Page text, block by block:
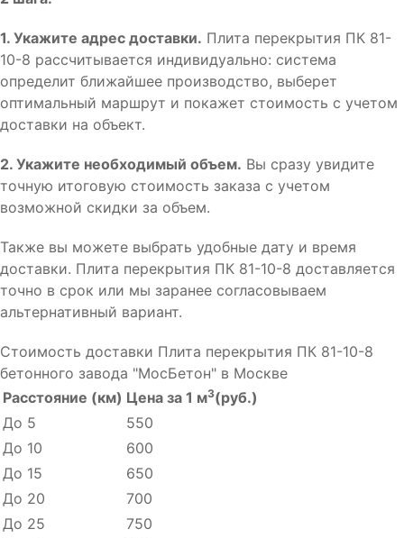
1. Укажите адрес доставки. Плита перекрытия ПК 81-
10-8 рассчитывается индивидуально: система
определит ближайшее производство, выберет
оптимальный маршрут и покажет стоимость с учетом
доставки на объект.
2. Укажите необходимый объем. Вы сразу увидите
точную итоговую стоимость заказа с учетом
возможной скидки за объем.
Также вы можете выбрать удобные дату и время
доставки. Плита перекрытия ПК 81-10-8 доставляется
точно в срок или мы заранее согласовываем
альтернативный вариант.
Стоимость доставки Плита перекрытия ПК 81-10-8
бетонного завода "МосБетон" в Москве
Расстояние (км) Цена за 1 м3(руб.)
До 5
550
До 10
600
До 15
650
До 20
700
До 25
750